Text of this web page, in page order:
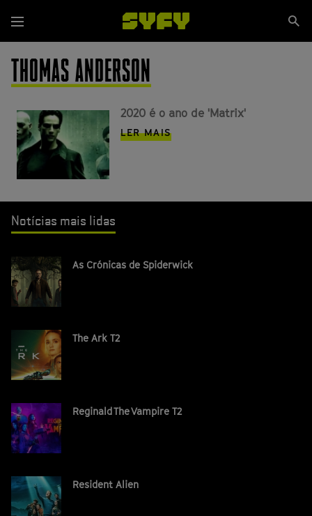
para
o
conteúdo
principal
Menu
THOMAS ANDERSON
2020 é o ano de 'Matrix'
LER MAIS
Notícias mais lidas
As Crónicas de Spiderwick
The Ark T2
Reginald The Vampire T2
Resident Alien